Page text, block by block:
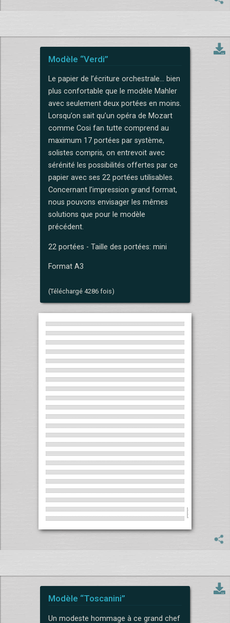
Modèle “Verdi”
Le papier de l’écriture orchestrale... bien
plus confortable que le modèle Mahler
avec seulement deux portées en moins.
Lorsqu’on sait qu’un opéra de Mozart
comme Cosi fan tutte comprend au
maximum 17 portées par système,
solistes compris, on entrevoit avec
sérénité les possibilités offertes par ce
papier avec ses 22 portées utilisables.
Concernant l’impression grand format,
nous pouvons envisager les mêmes
solutions que pour le modèle
précédent.
22 portées - Taille des portées: mini
Format A3
(Téléchargé 4286 fois)
Modèle “Toscanini”
Un modeste hommage à ce grand chef